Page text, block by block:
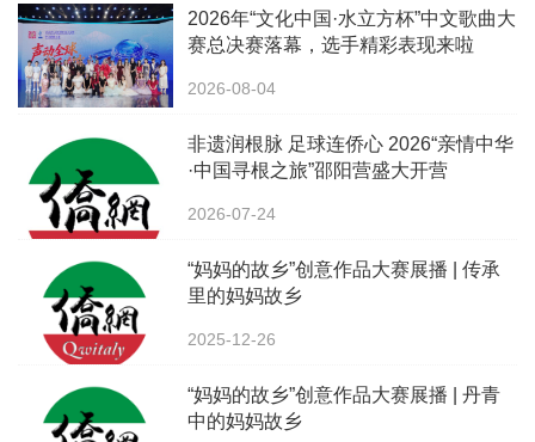
2026年“文化中国·水立方杯”中文歌曲大
赛总决赛落幕，选手精彩表现来啦
2026-08-04
非遗润根脉 足球连侨心 2026“亲情中华
·中国寻根之旅”邵阳营盛大开营
2026-07-24
“妈妈的故乡”创意作品大赛展播 | 传承
里的妈妈故乡
2025-12-26
“妈妈的故乡”创意作品大赛展播 | 丹青
中的妈妈故乡